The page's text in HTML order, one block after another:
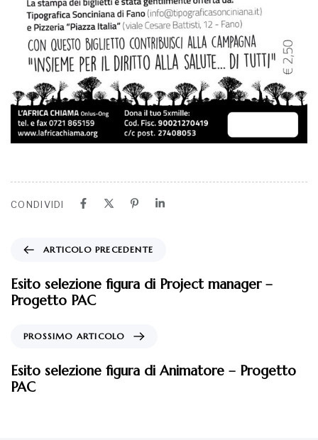
CONDIVIDI
ARTICOLO PRECEDENTE
Esito selezione figura di Project manager –
Progetto PAC
PROSSIMO ARTICOLO
Esito selezione figura di Animatore – Progetto
PAC